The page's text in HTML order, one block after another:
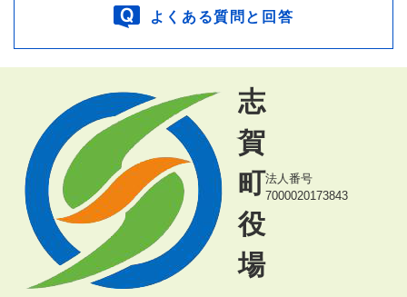
よくある質問と回答
志
賀
町
役
場
法人番号
7000020173843